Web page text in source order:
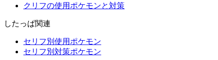
クリフの使用ポケモンと対策
したっぱ関連
セリフ別使用ポケモン
セリフ別対策ポケモン